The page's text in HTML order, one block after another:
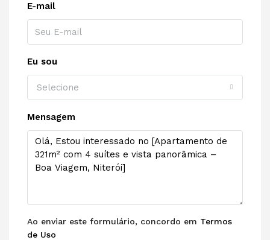
E-mail
Eu sou
Selecione
Mensagem
Ao enviar este formulário, concordo em Termos
de Uso